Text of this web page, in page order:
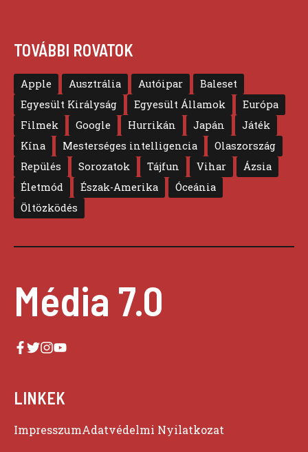
TOVÁBBI ROVATOK
Apple Ausztrália Autóipar
Baleset
Egyesült Királyság
Egyesült Államok
Európa
Filmek
Google Hurrikán Japán
Játék
Kína
Mesterséges intelligencia
Olaszország
Repülés
Sorozatok Tájfun Vihar
Ázsia
Életmód
Észak-Amerika
Óceánia
Öltözködés
Média 7.0
LINKEK
ImpresszumAdatvédelmi Nyilatkozat